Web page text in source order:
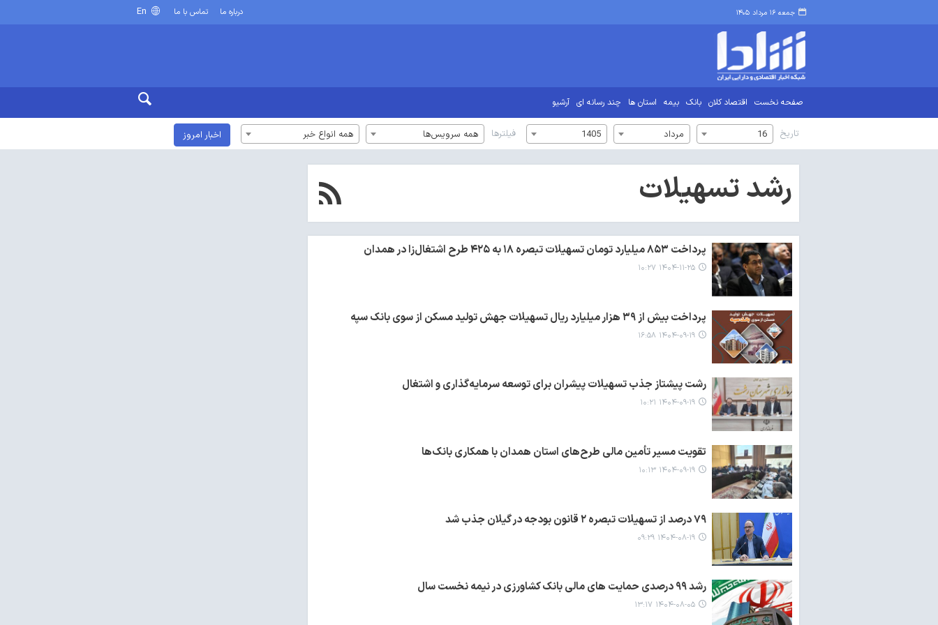
جمعه ۱۶ مرداد ۱۴۰۵ درباره ما تماس با ما
صفحه نخست اقتصاد کلان بانک بیمه استان ها چند رسانه ای آرشیو
تاریخ 16 مرداد 1405 فیلترها همه سرویس‌ها همه انواع خبر اخبار امروز
رشد تسهیلات
پرداخت ۸۵۳ میلیارد تومان تسهیلات تبصره ۱۸ به ۴۲۵ طرح اشتغال‌زا در همدان
۱۴۰۴-۱۱-۲۵ ۱۰:۲۷
پرداخت بیش از ۳۹ هزار میلیارد ریال تسهیلات جهش تولید مسکن از سوی بانک سپه
۱۴۰۴-۰۹-۱۹ ۱۶:۵۸
رشت پیشتاز جذب تسهیلات پیشران برای توسعه سرمایه‌گذاری و اشتغال
۱۴۰۴-۰۹-۱۹ ۱۰:۲۱
تقویت مسیر تأمین مالی طرح‌های استان همدان با همکاری بانک‌ها
۱۴۰۴-۰۹-۱۹ ۱۰:۱۳
۷۹ درصد از تسهیلات تبصره ۲ قانون بودجه در گیلان جذب شد
۱۴۰۴-۰۸-۱۹ ۰۹:۲۹
رشد ۹۹ درصدی حمایت های مالی بانک کشاورزی در نیمه نخست سال
۱۴۰۴-۰۸-۰۵ ۱۳:۱۷